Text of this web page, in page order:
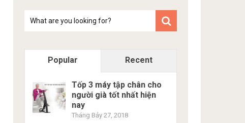
kiem
Popular Recent
Tốp 3 máy tập chân cho
người già tốt nhất hiện
nay
Tháng Bảy 27, 2018